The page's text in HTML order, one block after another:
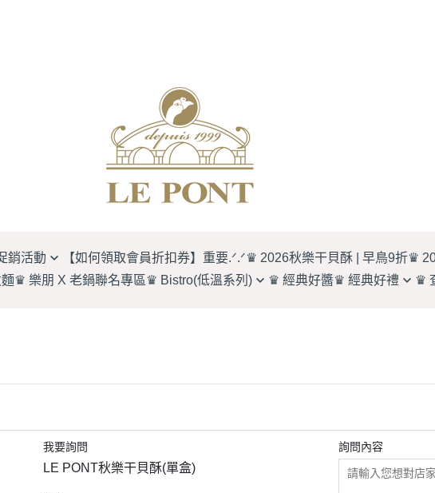
銷活動 【如何領取會員折扣券】重要.ᐟ.ᐟ♛ 2026秋樂干貝酥 | 早鳥9折♛
♛ 樂朋 X 老鍋聯名專區 ♛ Bistro(低溫系列) ♛ 經典好醬♛ 經典好禮 ♛
我要詢問
LE PONT秋樂干貝酥(單盒)
詢問內容